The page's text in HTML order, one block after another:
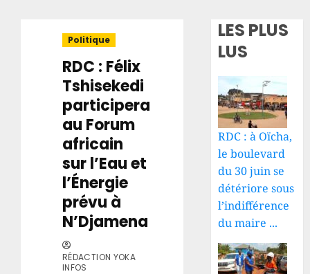
Politique
RDC : Félix
Tshisekedi
participera
au Forum
africain
sur l’Eau et
l’Énergie
prévu à
N’Djamena
RÉDACTION YOKA
INFOS
LES PLUS
LUS
RDC : à Oïcha,
le boulevard
du 30 juin se
détériore sous
l’indifférence
du maire ...